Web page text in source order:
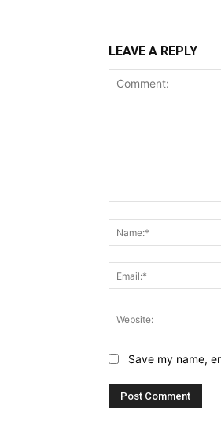
LEAVE A REPLY
Save my name,